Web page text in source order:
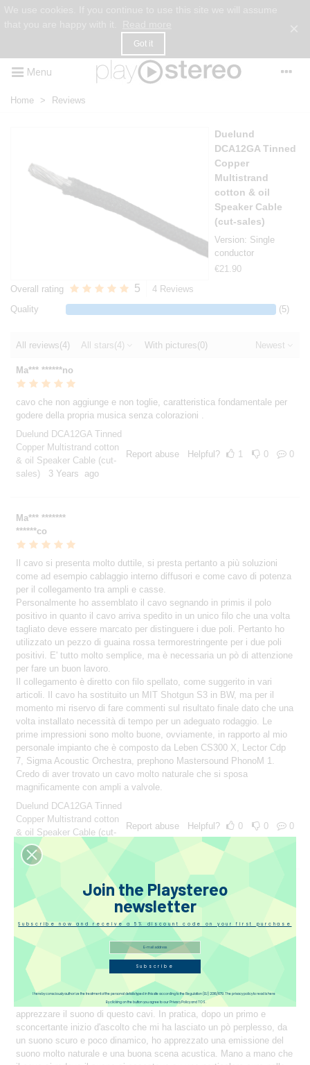
Got it
Menu
Home > Reviews
Duelund
DCA12GA Tinned
Copper
Multistrand
cotton & oil
Speaker Cable
(cut-sales)
Version: Single
conductor
€21.90
Overall rating
5
4 Reviews
Quality
(5)
All reviews(4) All stars(4) With pictures(0) Newest
Ma*** ******no
cavo che non aggiunge e non toglie, caratteristica fondamentale per
godere della propria musica senza colorazioni .
Duelund DCA12GA Tinned
Copper Multistrand cotton
& oil Speaker Cable (cut-
sales)
3 Years ago
Report abuse Helpful? 1 0 0
Ma*** *******
******co
Il cavo si presenta molto duttile, si presta pertanto a più soluzioni
come ad esempio cablaggio interno diffusori e come cavo di potenza
per il collegamento tra ampli e casse.
Personalmente ho assemblato il cavo segnando in primis il polo
positivo in quanto il cavo arriva spedito in un unico filo che una volta
tagliato deve essere marcato per distinguere i due poli. Pertanto ho
utilizzato un pezzo di guaina rossa termorestringente per i due poli
positivi. E' tutto molto semplice, ma è necessaria un pò di attenzione
per fare un buon lavoro.
Il collegamento è diretto con filo spellato, come suggerito in vari
articoli. Il cavo ha sostituito un MIT Shotgun S3 in BW, ma per il
momento mi riservo di fare commenti sul risultato finale dato che una
volta installato necessità di tempo per un adeguato rodaggio. Le
prime impressioni sono molto buone, ovviamente, in rapporto al mio
personale impianto che è composto da Leben CS300 X, Lector Cdp
7, Sigma Acoustic Orchestra, prephono Mastersound PhonoM 1.
Credo di aver trovato un cavo molto naturale che si sposa
magnificamente con ampli a valvole.
Duelund DCA12GA Tinned
Copper Multistrand cotton
& oil Speaker Cable (cut-
sales)
2 Years ago
Report abuse Helpful? 0 0 0
Ma*** *******
******co
Il cavo si presente ben costruito in un unico spezzone. Pertanto va
assemblato e tagliato con cura per avere la stessa misura per
canale. Ho preferito inserire il cavo nel mio impianto senza l'uso di
banane o forcelle, ma solo cavo spellato come suggerito dal
costruttore. Per apprezzare la naturalezza e le sue caratteristiche è
necessario attedere un pò. Il rodaggio, in questo caso, è d'obbligo per
apprezzare il suono di questo cavi. In pratica, dopo un primo e
sconcertante inizio d'ascolto che mi ha lasciato un pò perplesso, da
un suono scuro e poco dinamico, ho apprezzato una emissione del
suono molto naturale e una buona scena acustica. Mano a mano che
Join the Playstereo
newsletter
Subscribe now and receive a 5% discount code on your first purchase
Subscribe
By clicking on the button you agree to our Privacy Policy and TOS.
I hereby consciously authorize the treatment of the personal details typed in this site according to the Regulation (EU) 2016/679. The privacy policy to read is here